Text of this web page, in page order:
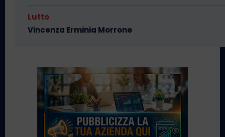
Lutto
Vincenza Erminia Morrone